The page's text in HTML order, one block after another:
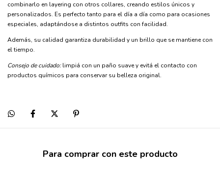
combinarlo en layering con otros collares, creando estilos únicos y
personalizados. Es perfecto tanto para el día a día como para ocasiones
especiales, adaptándose a distintos outfits con facilidad.
Además, su calidad garantiza durabilidad y un brillo que se mantiene con
el tiempo.
Consejo de cuidado:limpiá con un paño suave y evitá el contacto con
productos químicos para conservar su belleza original.
Para comprar con este producto